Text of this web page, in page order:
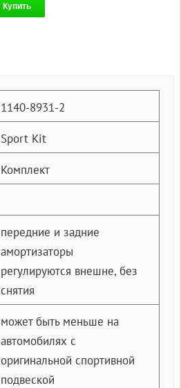
Купить
1140-8931-2
Sport Kit
Комплект
передние и задние
амортизаторы
регулируются внешне, без
снятия
может быть меньше на
автомобилях с
оригинальной спортивной
подвеской